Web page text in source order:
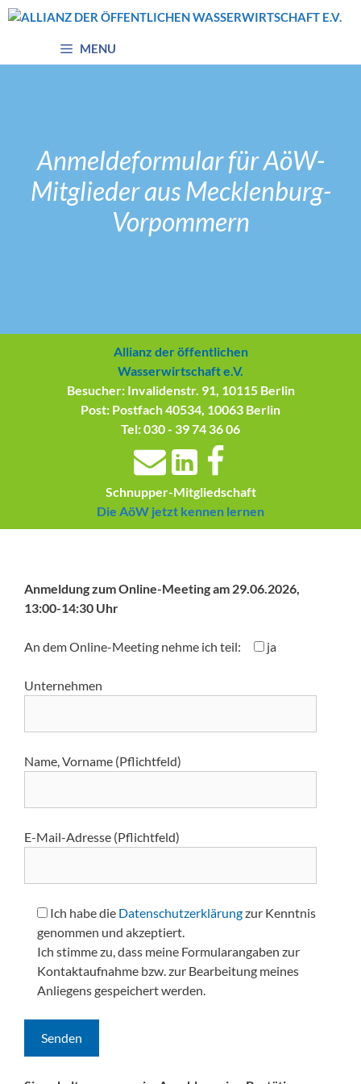
Zum
MENU
Anmeldeformular für AöW-
Mitglieder aus Mecklenburg-
Vorpommern
Allianz der öffentlichen
Wasserwirtschaft e.V.
Besucher: Invalidenstr. 91, 10115 Berlin
Post: Postfach 40534, 10063 Berlin
Tel: 030 - 39 74 36 06
Schnupper-Mitgliedschaft
Die AöW jetzt kennen lernen
Anmeldung zum Online-Meeting am 29.06.2026,
13:00-14:30 Uhr
An dem Online-Meeting nehme ich teil: ja
Unternehmen
Name, Vorname (Pflichtfeld)
E-Mail-Adresse (Pflichtfeld)
Ich habe die Datenschutzerklärungzur Kenntnis
genommen und akzeptiert.
Ich stimme zu, dass meine Formularangaben zur
Kontaktaufnahme bzw. zur Bearbeitung meines
Anliegens gespeichert werden.